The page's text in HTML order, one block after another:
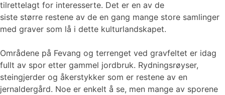
tilrettelagt for interesserte. Det er en av de
siste større restene av de en gang mange store samlinger
med graver som lå i dette kulturlandskapet.
Områdene på Fevang og terrenget ved gravfeltet er idag
fullt av spor etter gammel jordbruk. Rydningsrøyser,
steingjerder og åkerstykker som er restene av en
jernaldergård. Noe er enkelt å se, men mange av sporene